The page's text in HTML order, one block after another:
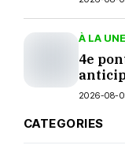
À LA UNE
4e
2026-08-
CATEGORIES